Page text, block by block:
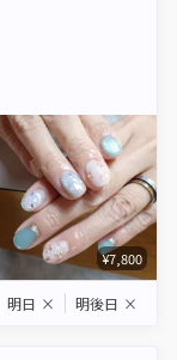
¥7,800
明日 × 明後日 ×